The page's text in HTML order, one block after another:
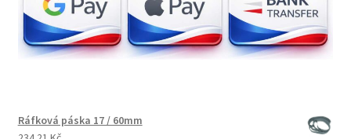
Ráfková páska 17 / 60mm